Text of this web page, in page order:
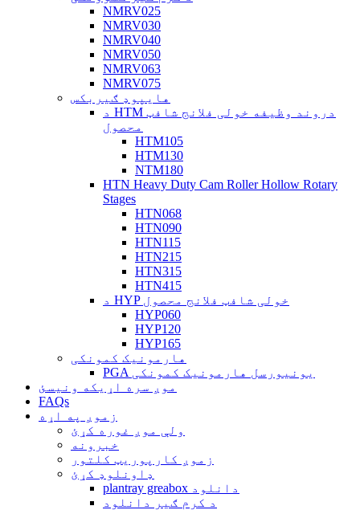
NMRV025
NMRV030
NMRV040
NMRV050
NMRV063
NMRV075
هایپوډ ګیربکس
د HTM دروند وظیفه خولی فلانج شافټ
محصول
HTM105
HTM130
NTM180
HTN Heavy Duty Cam Roller Hollow Rotary
Stages
HTN068
HTN090
HTN115
HTN215
HTN315
HTN415
د HYP خولی شافټ فلانج محصول
HYP060
HYP120
HYP165
هارمونیک کمونکی
PGA یونیورسل هارمونیک کمونکی
موږ سره اړیکه ونیسئ
FAQs
زموږ په اړه
ولې موږ غوره کړئ
خبرونه
زموږ کارپوریټ کلتور
ډاونلوډ کړئ
plantray greabox دانلود
د کرم ګیر دانلود